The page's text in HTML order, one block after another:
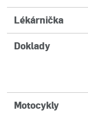
Lékárnička
Doklady
Motocykly